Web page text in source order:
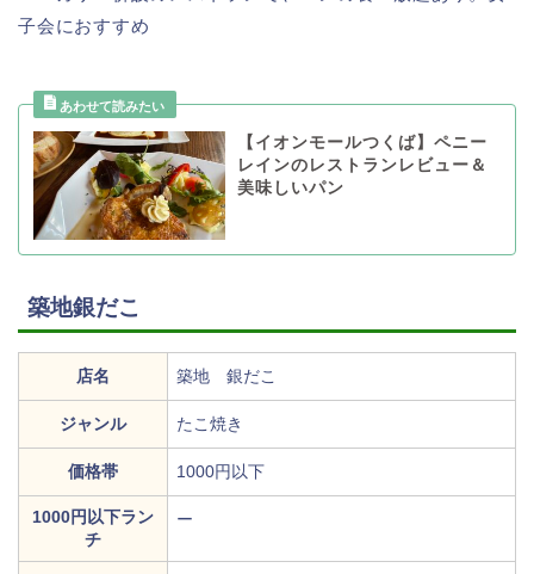
子会におすすめ
【イオンモールつくば】ペニー
レインのレストランレビュー＆
美味しいパン
築地銀だこ
店名 築地 銀だこ
ジャンル たこ焼き
価格帯 1000円以下
1000円以下ラン
チ
ー